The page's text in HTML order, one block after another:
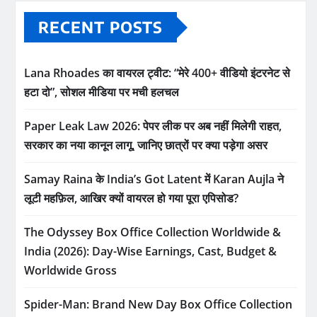
RECENT POSTS
Lana Rhoades का वायरल ट्वीट: “मेरे 400+ वीडियो इंटरनेट से
हटा दो”, सोशल मीडिया पर मची हलचल
Paper Leak Law 2026: पेपर लीक पर अब नहीं मिलेगी राहत,
सरकार का नया कानून लागू, जानिए छात्रों पर क्या पड़ेगा असर
Samay Raina के India’s Got Latent में Karan Aujla ने
लूटी महफ़िल, आखिर क्यों वायरल हो गया पूरा एपिसोड?
The Odyssey Box Office Collection Worldwide &
India (2026): Day-Wise Earnings, Cast, Budget &
Worldwide Gross
Spider-Man: Brand New Day Box Office Collection